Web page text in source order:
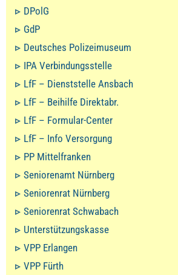
DPolG
GdP
Deutsches Polizeimuseum
IPA Verbindungsstelle
LfF – Dienststelle Ansbach
LfF – Beihilfe Direktabr.
LfF – Formular-Center
LfF – Info Versorgung
PP Mittelfranken
Seniorenamt Nürnberg
Seniorenrat Nürnberg
Seniorenrat Schwabach
Unterstützungskasse
VPP Erlangen
VPP Fürth